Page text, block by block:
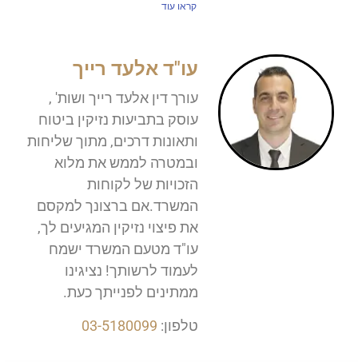
קראו עוד
עו"ד אלעד רייך
עורך דין אלעד רייך ושות' ,
עוסק בתביעות נזיקין ביטוח
ותאונות דרכים, מתוך שליחות
ובמטרה לממש את מלוא
הזכויות של לקוחות
המשרד.אם ברצונך למקסם
את פיצוי נזיקין המגיעים לך,
עו"ד מטעם המשרד ישמח
לעמוד לרשותך! נציגינו
ממתינים לפנייתך כעת.
טלפון: 03-5180099